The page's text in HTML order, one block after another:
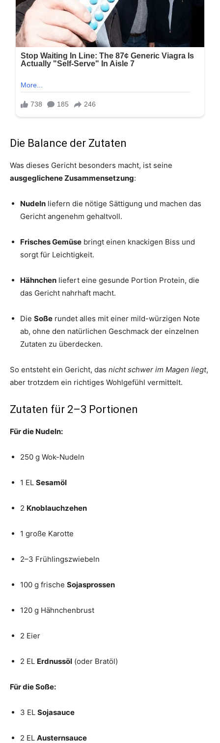
Die Balance der Zutaten
Was dieses Gericht besonders macht, ist seine
ausgeglichene Zusammensetzung:
Nudeln liefern die nötige Sättigung und machen das
Gericht angenehm gehaltvoll.
Frisches Gemüse bringt einen knackigen Biss und
sorgt für Leichtigkeit.
Hähnchen liefert eine gesunde Portion Protein, die
das Gericht nahrhaft macht.
Die Soße rundet alles mit einer mild-würzigen Note
ab, ohne den natürlichen Geschmack der einzelnen
Zutaten zu überdecken.
So entsteht ein Gericht, das nicht schwer im Magen liegt,
aber trotzdem ein richtiges Wohlgefühl vermittelt.
Zutaten für 2–3 Portionen
Für die Nudeln:
250 g Wok-Nudeln
1 EL Sesamöl
2 Knoblauchzehen
1 große Karotte
2–3 Frühlingszwiebeln
100 g frische Sojasprossen
120 g Hähnchenbrust
2 Eier
2 EL Erdnussöl (oder Bratöl)
Für die Soße:
3 EL Sojasauce
2 EL Austernsauce